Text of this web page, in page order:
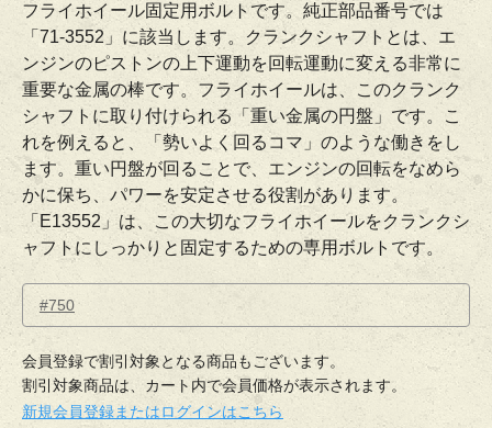
フライホイール固定用ボルトです。純正部品番号では
「71-3552」に該当します。クランクシャフトとは、エ
ンジンのピストンの上下運動を回転運動に変える非常に
重要な金属の棒です。フライホイールは、このクランク
シャフトに取り付けられる「重い金属の円盤」です。こ
れを例えると、「勢いよく回るコマ」のような働きをし
ます。重い円盤が回ることで、エンジンの回転をなめら
かに保ち、パワーを安定させる役割があります。
「E13552」は、この大切なフライホイールをクランクシ
ャフトにしっかりと固定するための専用ボルトです。
#750
会員登録で割引対象となる商品もございます。
割引対象商品は、カート内で会員価格が表示されます。
新規会員登録またはログインはこちら